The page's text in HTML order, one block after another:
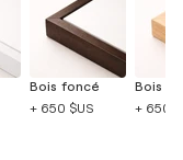
Bois foncé
+ 650 $US
Bois
+ 650